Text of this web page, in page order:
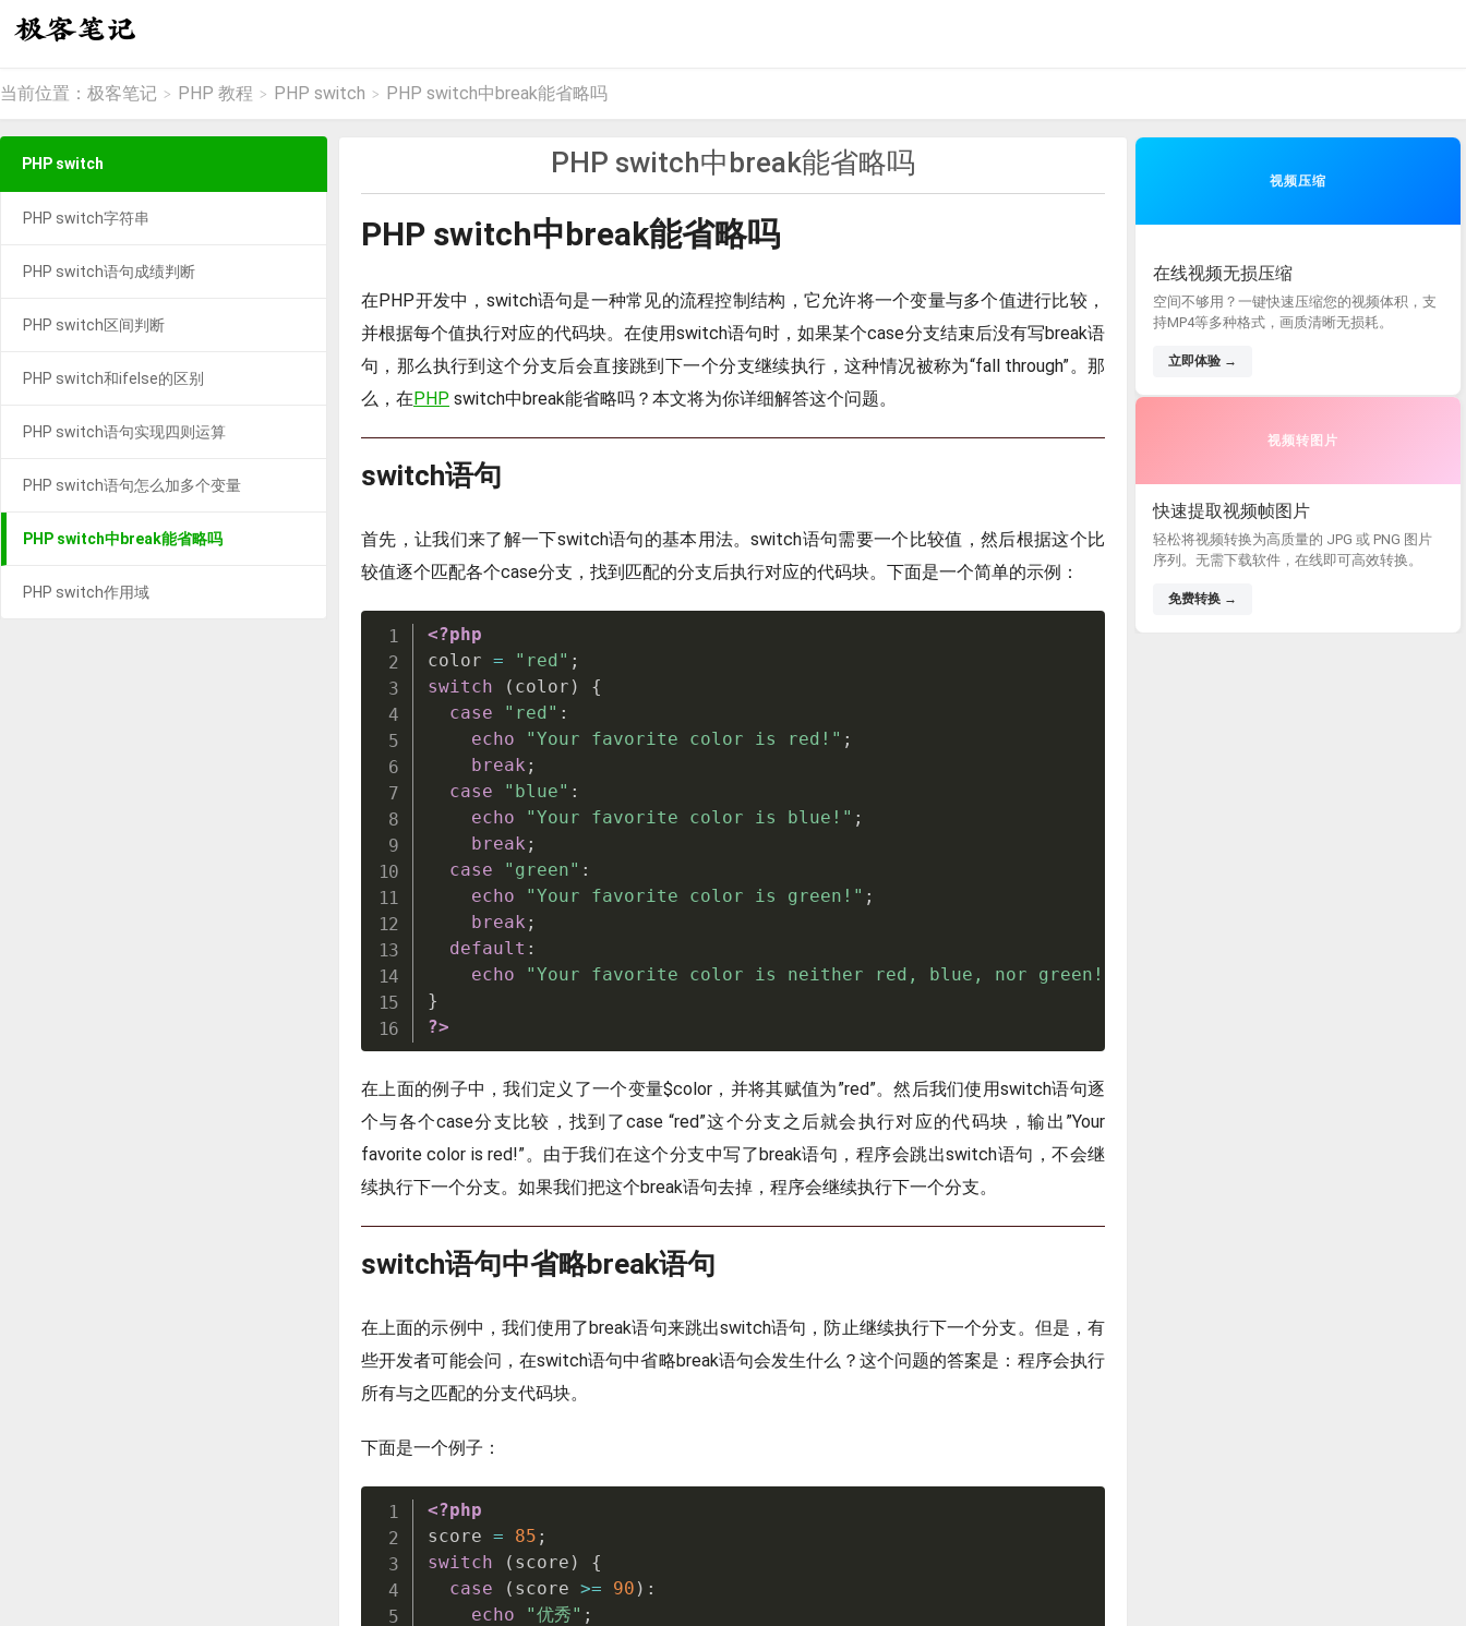
当前位置： 极客笔记 > PHP 教程 > PHP switch > PHP switch中break能省略吗
PHP switch中break能省略吗
PHP switch中break能省略吗
在PHP开发中，switch语句是一种常见的流程控制结构，它允许将一个变量与多个值进行比较，
并根据每个值执行对应的代码块。在使用switch语句时，如果某个case分支结束后没有写break语
句，那么执行到这个分支后会直接跳到下一个分支继续执行，这种情况被称为“fall through”。那
么，在PHP switch中break能省略吗？本文将为你详细解答这个问题。
switch语句
首先，让我们来了解一下switch语句的基本用法。switch语句需要一个比较值，然后根据这个比
较值逐个匹配各个case分支，找到匹配的分支后执行对应的代码块。下面是一个简单的示例：
<?php
color = "red" ;
switch
( color )
{
case
"red" :
echo
"Your favorite color is red!" ;
break ;
case
"blue" :
echo
"Your favorite color is blue!" ;
break ;
case
"green" :
echo
"Your favorite color is green!" ;
break ;
default :
echo
"Your favorite color is neither red, blue, nor green!"
}
?>
在上面的例子中，我们定义了一个变量$color，并将其赋值为”red”。然后我们使用switch语句逐
个与各个case分支比较，找到了case “red”这个分支之后就会执行对应的代码块，输出”Your
favorite color is red!”。由于我们在这个分支中写了break语句，程序会跳出switch语句，不会继
续执行下一个分支。如果我们把这个break语句去掉，程序会继续执行下一个分支。
switch语句中省略break语句
在上面的示例中，我们使用了break语句来跳出switch语句，防止继续执行下一个分支。但是，有
些开发者可能会问，在switch语句中省略break语句会发生什么？这个问题的答案是：程序会执行
所有与之匹配的分支代码块。
下面是一个例子：
<?php
score = 85 ;
switch
( score )
{
case
( score >= 90 ) :
echo
"优秀" ;
PHP switch
PHP switch字符串
PHP switch语句成绩判断
PHP switch区间判断
PHP switch和ifelse的区别
PHP switch语句实现四则运算
PHP switch语句怎么加多个变量
PHP switch中break能省略吗
PHP switch作用域
视频压缩
在线视频无损压缩
空间不够用？一键快速压缩您的视频体积，支
持MP4等多种格式，画质清晰无损耗。
立即体验 →
视频转图片
快速提取视频帧图片
轻松将视频转换为高质量的 JPG 或 PNG 图片
序列。无需下载软件，在线即可高效转换。
免费转换 →